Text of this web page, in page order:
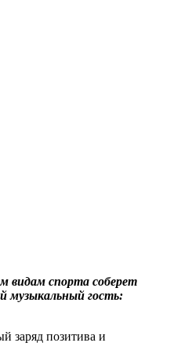
видам спорта соберет
музыкальный гость:
заряд позитива и